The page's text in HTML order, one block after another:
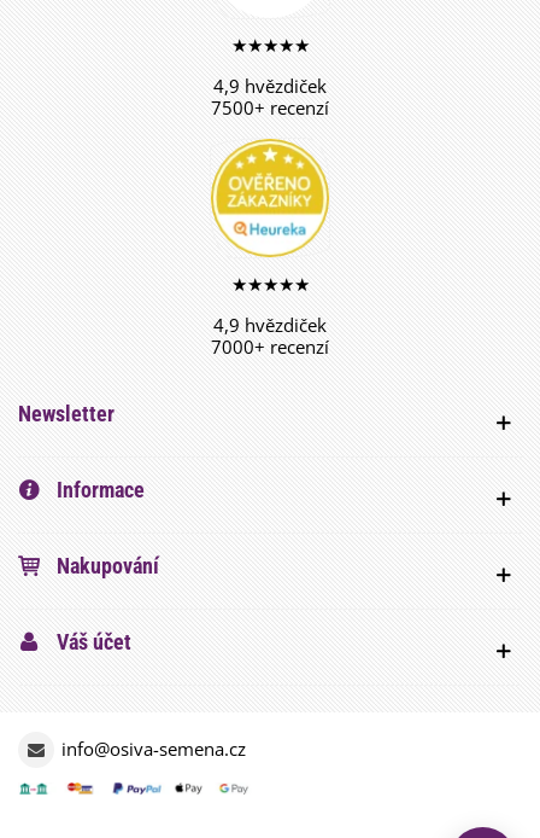
★★★★★
4,9 hvězdiček
7500+ recenzí
★★★★★
4,9 hvězdiček
7000+ recenzí
Newsletter
Informace
Nakupování
Váš účet
info@osiva-semena.cz